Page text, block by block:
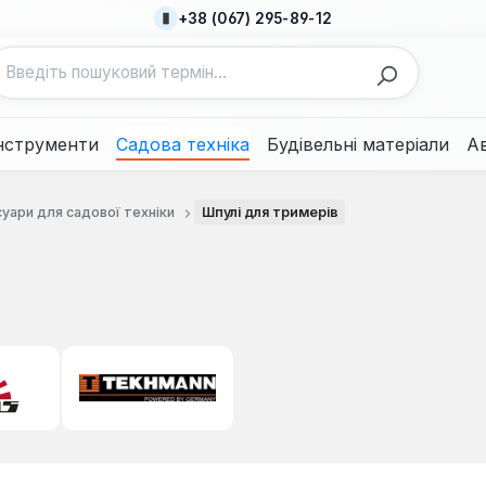
+38 (067) 295-89-12
Садова техніка Будівельні матеріали
для садової техніки Шпулі для тримерів